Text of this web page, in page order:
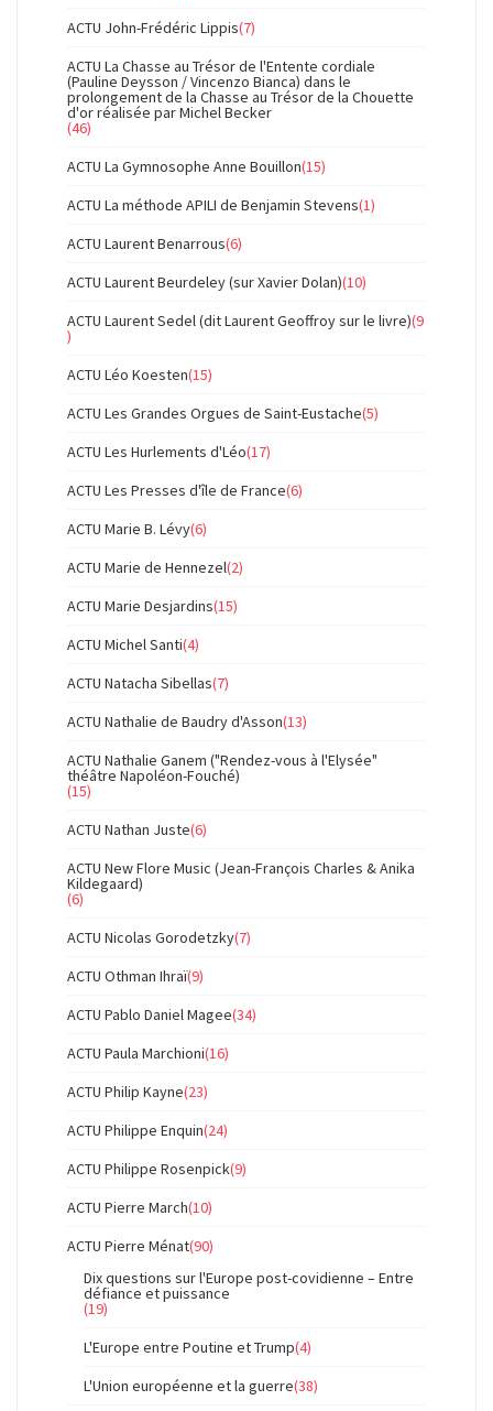
ACTU John-Frédéric Lippis(7)
ACTU La Chasse au Trésor de l'Entente cordiale
(Pauline Deysson / Vincenzo Bianca) dans le
prolongement de la Chasse au Trésor de la Chouette
d'or réalisée par Michel Becker
(46)
ACTU La Gymnosophe Anne Bouillon(15)
ACTU La méthode APILI de Benjamin Stevens(1)
ACTU Laurent Benarrous(6)
ACTU Laurent Beurdeley (sur Xavier Dolan)(10)
ACTU Laurent Sedel (dit Laurent Geoffroy sur le livre)(9
)
ACTU Léo Koesten(15)
ACTU Les Grandes Orgues de Saint-Eustache(5)
ACTU Les Hurlements d'Léo(17)
ACTU Les Presses d'île de France(6)
ACTU Marie B. Lévy(6)
ACTU Marie de Hennezel(2)
ACTU Marie Desjardins(15)
ACTU Michel Santi(4)
ACTU Natacha Sibellas(7)
ACTU Nathalie de Baudry d'Asson(13)
ACTU Nathalie Ganem ("Rendez-vous à l'Elysée"
théâtre Napoléon-Fouché)
(15)
ACTU Nathan Juste(6)
ACTU New Flore Music (Jean-François Charles & Anika
Kildegaard)
(6)
ACTU Nicolas Gorodetzky(7)
ACTU Othman Ihraï(9)
ACTU Pablo Daniel Magee(34)
ACTU Paula Marchioni(16)
ACTU Philip Kayne(23)
ACTU Philippe Enquin(24)
ACTU Philippe Rosenpick(9)
ACTU Pierre March(10)
ACTU Pierre Ménat(90)
Dix questions sur l'Europe post-covidienne – Entre
défiance et puissance
(19)
L'Europe entre Poutine et Trump(4)
L'Union européenne et la guerre(38)